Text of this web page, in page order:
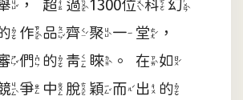
，超過1300位科幻
作品齊聚一堂，
們的青睞。在如
爭中脫穎而出的